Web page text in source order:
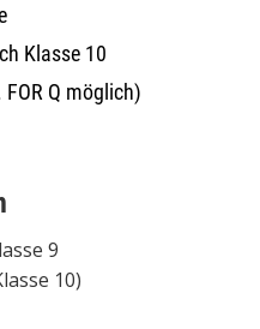
Klasse 10
Q möglich)
9
10)